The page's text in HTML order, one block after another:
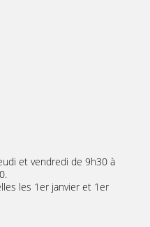
et vendredi de 9h30 à
les 1er janvier et 1er